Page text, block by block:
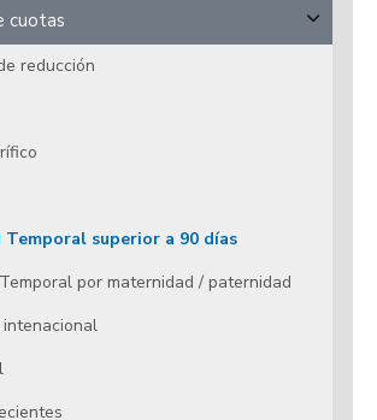
cuotas
reducción
Temporal superior a 90 días
por maternidad / paternidad
intenacional